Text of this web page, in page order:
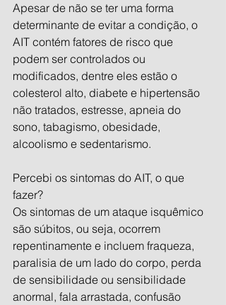
Apesar de não se ter uma forma
determinante de evitar a condição, o
AIT contém fatores de risco que
podem ser controlados ou
modificados, dentre eles estão o
colesterol alto, diabete e hipertensão
não tratados, estresse, apneia do
sono, tabagismo, obesidade,
alcoolismo e sedentarismo.
Percebi os sintomas do AIT, o que
fazer?
Os sintomas de um ataque isquêmico
são súbitos, ou seja, ocorrem
repentinamente e incluem fraqueza,
paralisia de um lado do corpo, perda
de sensibilidade ou sensibilidade
anormal, fala arrastada, confusão